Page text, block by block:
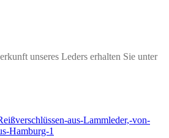
unseres Leders erhalten Sie unter